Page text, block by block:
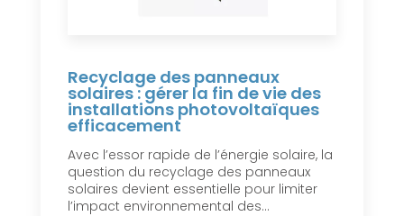
Recyclage des panneaux
solaires : gérer la fin de vie des
installations photovoltaïques
efficacement
Avec l’essor rapide de l’énergie solaire, la
question du recyclage des panneaux
solaires devient essentielle pour limiter
l’impact environnemental des...